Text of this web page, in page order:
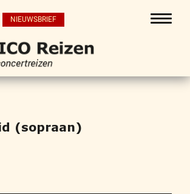
NIEUWSBRIEF
(sopraan)